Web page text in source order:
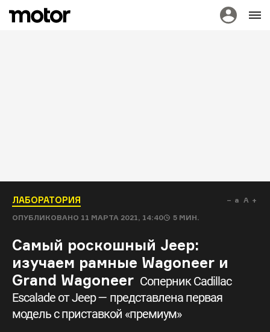
ЛАБОРАТОРИЯ
ОПУБЛИКОВАНО 11 МАРТА 2021, 14:40 5 МИН.
a A
Самый роскошный Jeep:
изучаем рамные Wagoneer и
Grand Wagoneer Соперник Cadillac
Escalade от Jeep — представлена первая
модель с приставкой «премиум»